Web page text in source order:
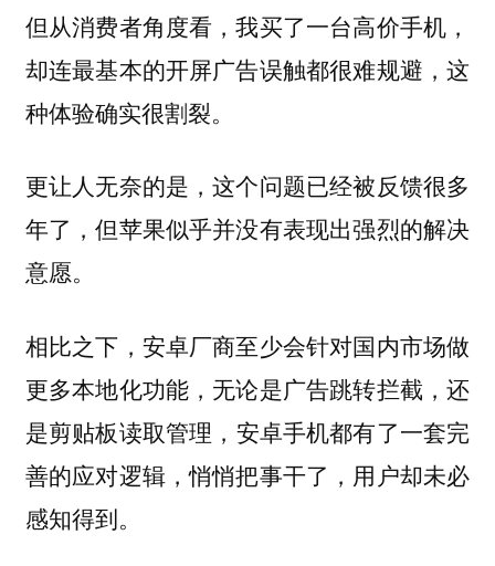
但从消费者角度看，我买了一台高价手机，
却连最基本的开屏广告误触都很难规避，这
种体验确实很割裂。
更让人无奈的是，这个问题已经被反馈很多
年了，但苹果似乎并没有表现出强烈的解决
意愿。
相比之下，安卓厂商至少会针对国内市场做
更多本地化功能，无论是广告跳转拦截，还
是剪贴板读取管理， 安卓手机都有了一套完
善的应对逻辑，悄悄把事干了，用户却未必
感知得到。